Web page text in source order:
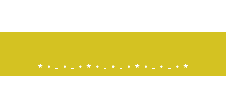
*・-・-・*・-・-・*・-・-・*